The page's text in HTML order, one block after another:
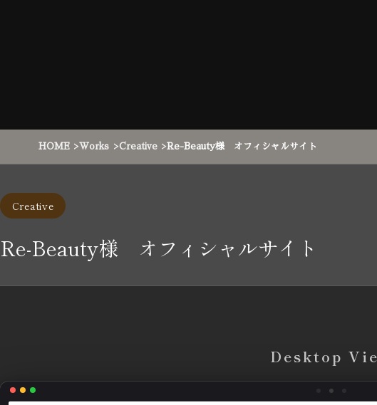
HOME Works Creative Re-Beauty様 オフィシャルサイト
Creative
Re-Beauty様 オフィシャルサイト
Desktop